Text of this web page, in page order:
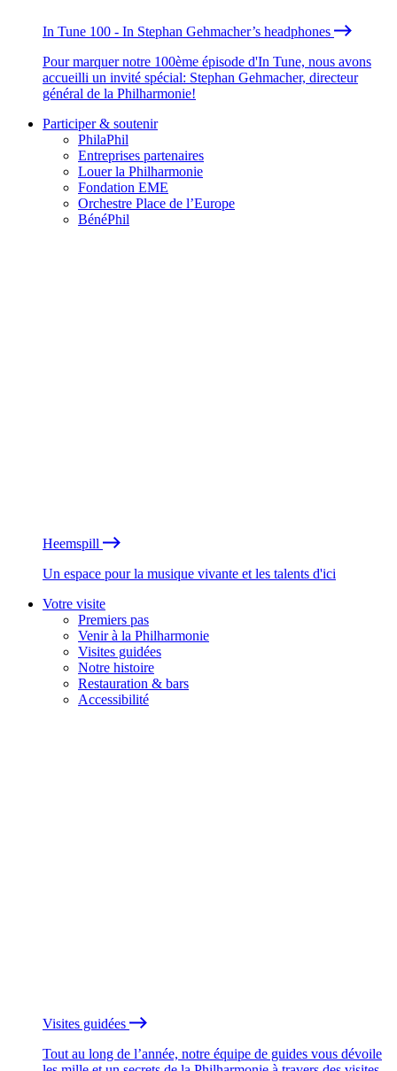
In Tune 100 - In Stephan Gehmacher’s headphones
Pour marquer notre 100ème épisode d'In Tune, nous avons
accueilli un invité spécial: Stephan Gehmacher, directeur
général de la Philharmonie!
Participer & soutenir
PhilaPhil
Entreprises partenaires
Louer la Philharmonie
Fondation EME
Orchestre Place de l’Europe
BénéPhil
Heemspill
Un espace pour la musique vivante et les talents d'ici
Votre visite
Premiers pas
Venir à la Philharmonie
Visites guidées
Notre histoire
Restauration & bars
Accessibilité
Visites guidées
Tout au long de l’année, notre équipe de guides vous dévoile